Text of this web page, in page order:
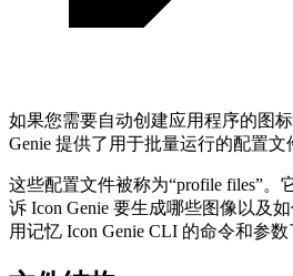
如果您需要自动创建应用程序的图
Genie 提供了用于批量运行的配置文
这些配置文件被称为“profile files”。
诉 Icon Genie 要生成哪些图像以及
用记忆 Icon Genie CLI 的命令和参数